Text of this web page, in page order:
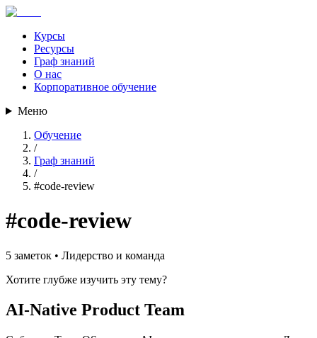
Курсы
Ресурсы
Граф знаний
О нас
Корпоративное обучение
Меню
Обучение
/
Граф знаний
/
#code-review
#code-review
5 заметок • Лидерство и команда
Хотите глубже изучить эту тему?
AI-Native Product Team